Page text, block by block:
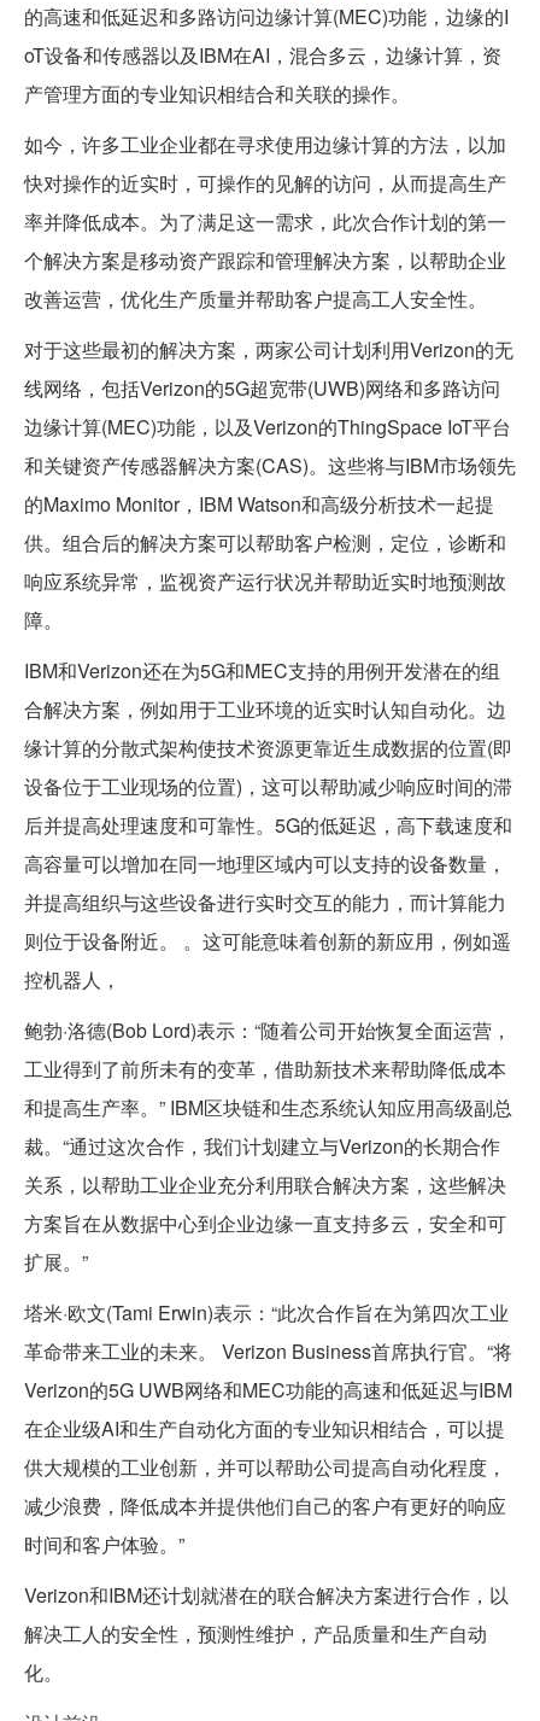
的高速和低延迟和多路访问边缘计算(MEC)功能，边缘的I
oT设备和传感器以及IBM在AI，混合多云，边缘计算，资
产管理方面的专业知识相结合和关联的操作。
如今，许多工业企业都在寻求使用边缘计算的方法，以加
快对操作的近实时，可操作的见解的访问，从而提高生产
率并降低成本。为了满足这一需求，此次合作计划的第一
个解决方案是移动资产跟踪和管理解决方案，以帮助企业
改善运营，优化生产质量并帮助客户提高工人安全性。
对于这些最初的解决方案，两家公司计划利用Verizon的无
线网络，包括Verizon的5G超宽带(UWB)网络和多路访问
边缘计算(MEC)功能，以及Verizon的ThingSpace IoT平台
和关键资产传感器解决方案(CAS)。这些将与IBM市场领先
的Maximo Monitor，IBM Watson和高级分析技术一起提
供。组合后的解决方案可以帮助客户检测，定位，诊断和
响应系统异常，监视资产运行状况并帮助近实时地预测故
障。
IBM和Verizon还在为5G和MEC支持的用例开发潜在的组
合解决方案，例如用于工业环境的近实时认知自动化。边
缘计算的分散式架构使技术资源更靠近生成数据的位置(即
设备位于工业现场的位置)，这可以帮助减少响应时间的滞
后并提高处理速度和可靠性。5G的低延迟，高下载速度和
高容量可以增加在同一地理区域内可以支持的设备数量，
并提高组织与这些设备进行实时交互的能力，而计算能力
则位于设备附近。 。这可能意味着创新的新应用，例如遥
控机器人，
鲍勃·洛德(Bob Lord)表示：“随着公司开始恢复全面运营，
工业得到了前所未有的变革，借助新技术来帮助降低成本
和提高生产率。” IBM区块链和生态系统认知应用高级副总
裁。“通过这次合作，我们计划建立与Verizon的长期合作
关系，以帮助工业企业充分利用联合解决方案，这些解决
方案旨在从数据中心到企业边缘一直支持多云，安全和可
扩展。”
塔米·欧文(Tami Erwin)表示：“此次合作旨在为第四次工业
革命带来工业的未来。 Verizon Business首席执行官。“将
Verizon的5G UWB网络和MEC功能的高速和低延迟与IBM
在企业级AI和生产自动化方面的专业知识相结合，可以提
供大规模的工业创新，并可以帮助公司提高自动化程度，
减少浪费，降低成本并提供他们自己的客户有更好的响应
时间和客户体验。”
Verizon和IBM还计划就潜在的联合解决方案进行合作，以
解决工人的安全性，预测性维护，产品质量和生产自动
化。